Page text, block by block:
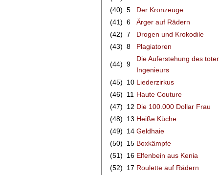
(40) 5
Der Kronzeuge
(41) 6
Ärger auf Rädern
(42) 7
Drogen und Krokodile
(43) 8 Plagiatoren
(44) 9
Die Auferstehung des
Ingenieurs
(45)
10 Liederzirkus
(46)
11 Haute Couture
(47)
12 Die 100.000 Dollar Frau
(48)
13 Heiße Küche
(49)
14 Geldhaie
(50)
15 Boxkämpfe
(51)
16 Elfenbein aus Kenia
(52)
17 Roulette auf Rädern